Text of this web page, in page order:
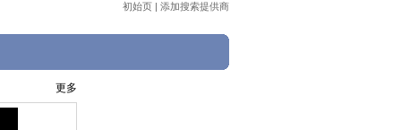
初始页 | 添加搜索提供商
更多